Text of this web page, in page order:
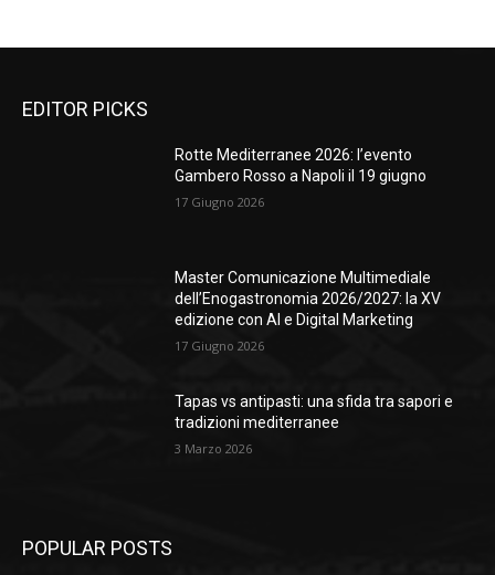
EDITOR PICKS
Rotte Mediterranee 2026: l’evento
Gambero Rosso a Napoli il 19 giugno
17 Giugno 2026
Master Comunicazione Multimediale
dell’Enogastronomia 2026/2027: la XV
edizione con AI e Digital Marketing
17 Giugno 2026
Tapas vs antipasti: una sfida tra sapori e
tradizioni mediterranee
3 Marzo 2026
POPULAR POSTS